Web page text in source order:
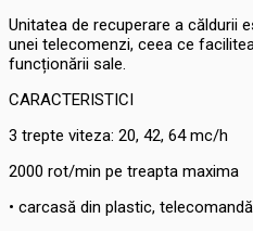
Unitatea de recuperare a căldurii
unei telecomenzi, ceea ce
funcționării sale.
CARACTERISTICI
3 trepte viteza: 20, 42, 64 mc/h
2000 rot/min pe treapta maxima
• carcasă din plastic, telecomandă